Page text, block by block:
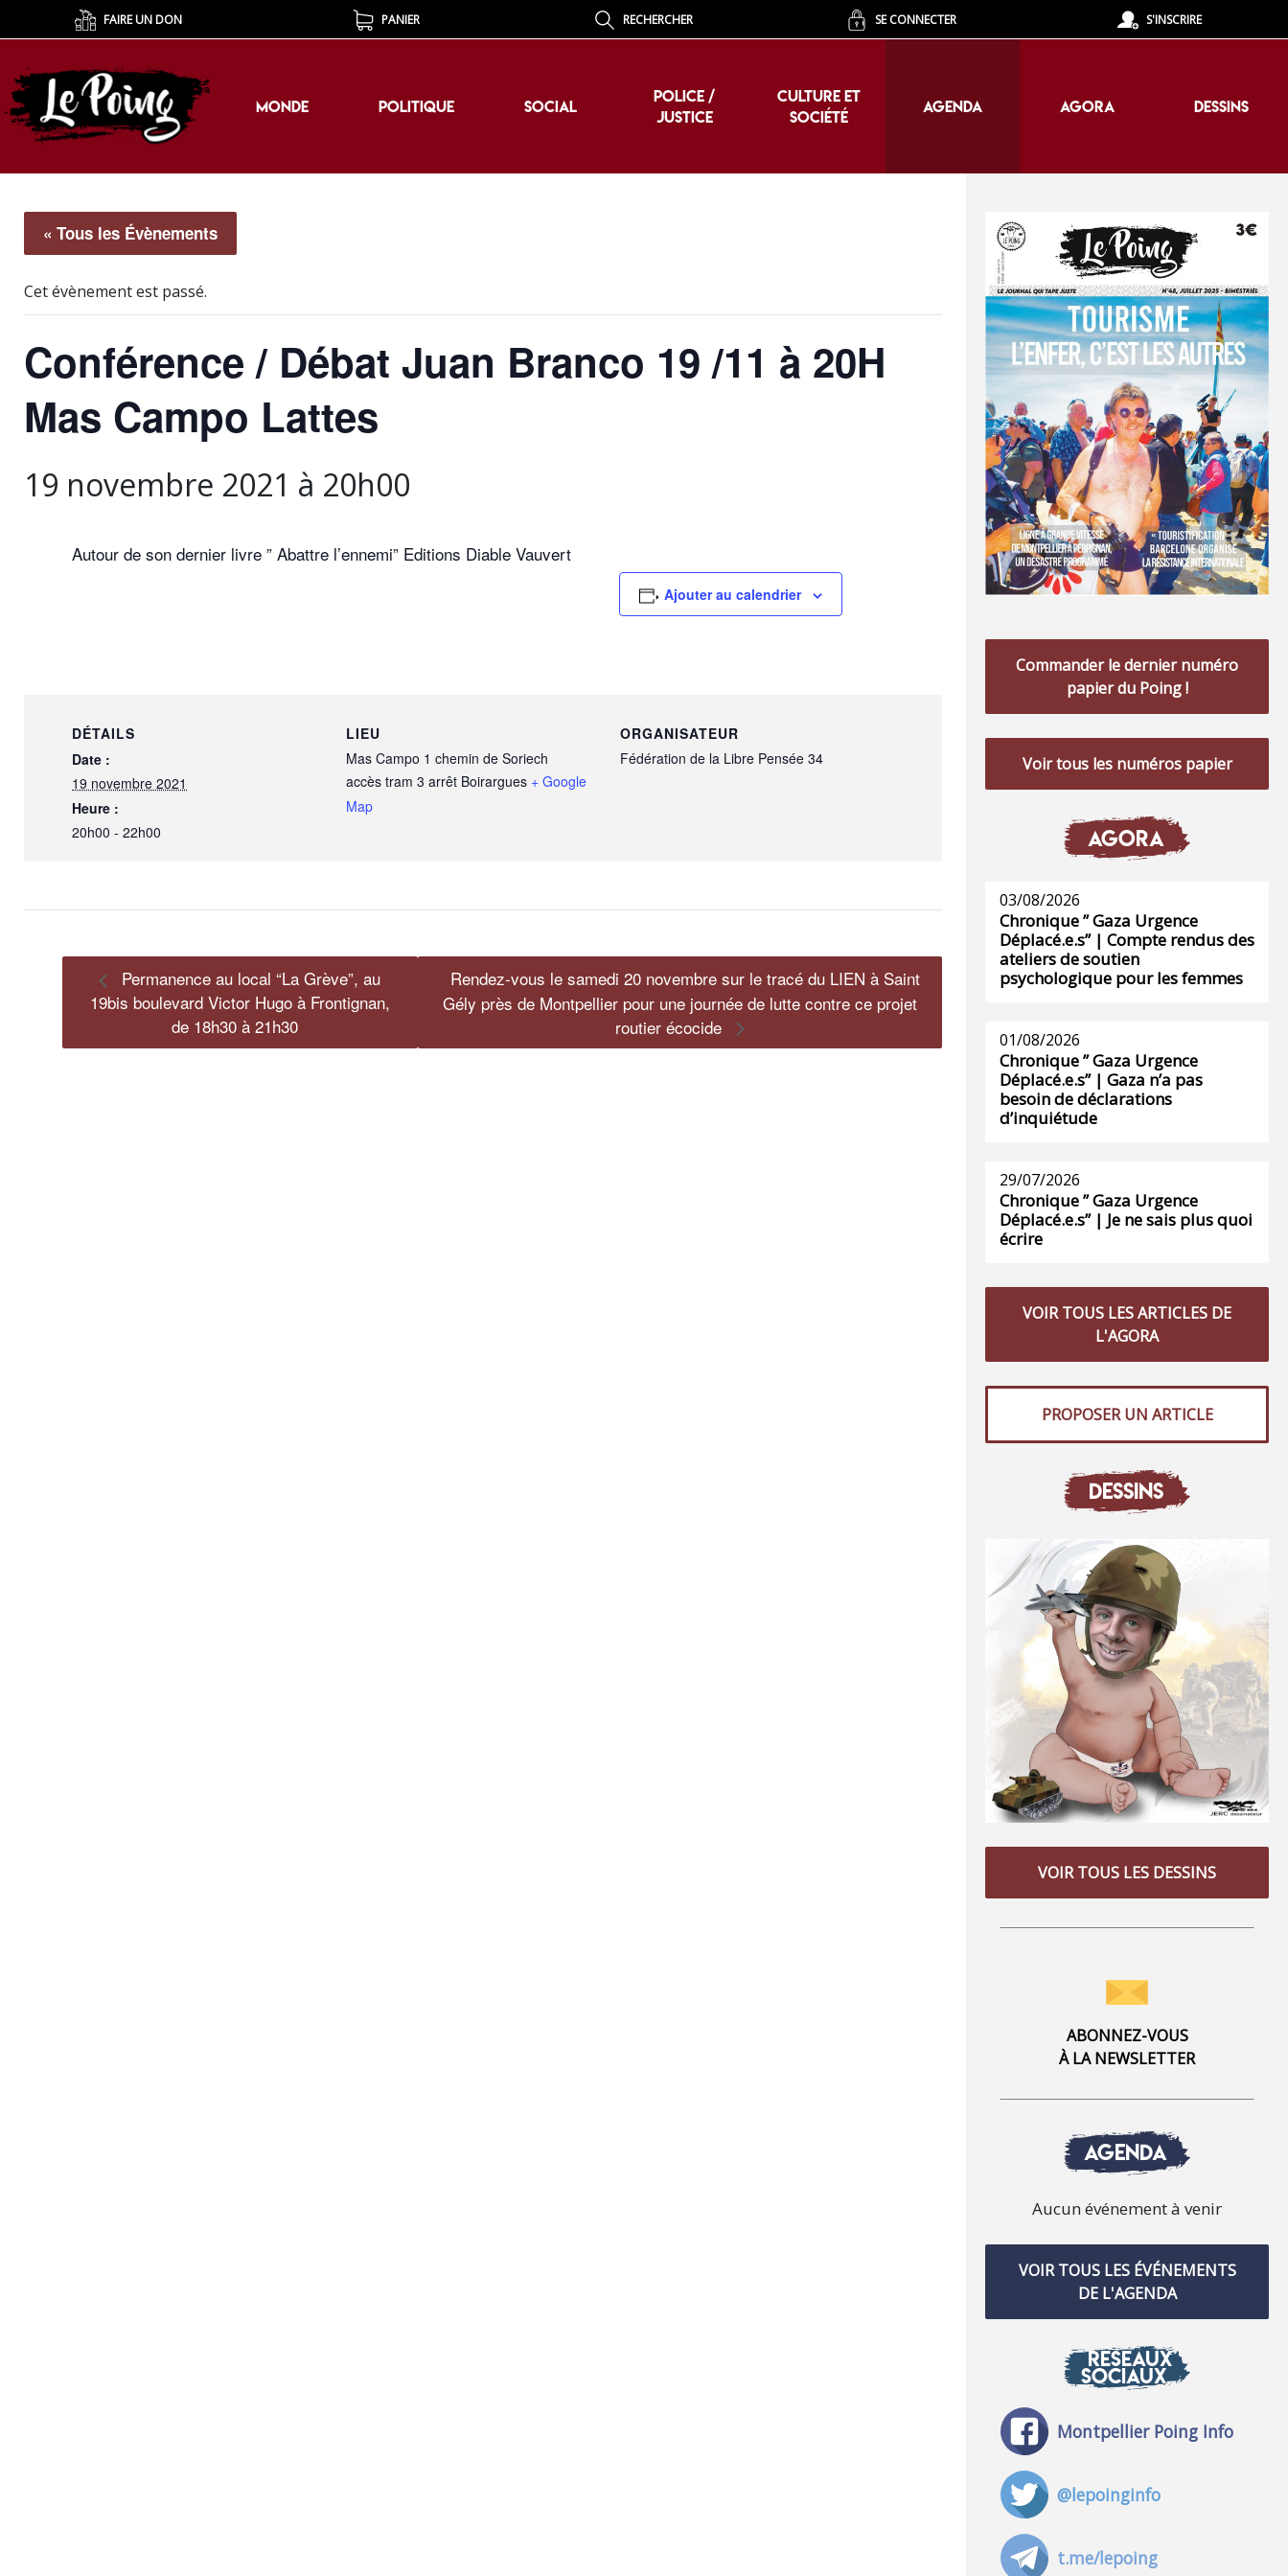
FAIRE UN DON PANIER RECHERCHER SE CONNECTER S'INSCRIRE
MONDE POLITIQUE SOCIAL
POLICE /
JUSTICE
CULTURE ET
SOCIÉTÉ
AGENDA AGORA DESSINS
MONDE POLITIQUE SOCIAL
POLICE /
JUSTICE
CULTURE ET
SOCIÉTÉ
AGENDA AGORA DESSINS
« Tous les Évènements
Cet évènement est passé.
Conférence / Débat Juan Branco 19 /11 à 20H
Mas Campo Lattes
19 novembre 2021 à 20h00
Autour de son dernier livre ” Abattre l’ennemi” Editions Diable Vauvert
Ajouter au calendrier
DÉTAILS
Date :
19 novembre 2021
Heure :
20h00 - 22h00
LIEU
Mas Campo 1 chemin de Soriech
accès tram 3 arrêt Boirargues + Google
Map
ORGANISATEUR
Fédération de la Libre Pensée 34
Permanence au local “La Grève”, au
19bis boulevard Victor Hugo à Frontignan,
de 18h30 à 21h30
Rendez-vous le samedi 20 novembre sur le tracé du LIEN à Saint
Gély près de Montpellier pour une journée de lutte contre ce projet
routier écocide
Commander le dernier numéro
papier du Poing !
Voir tous les numéros papier
AGORA
03/08/2026
Chronique ” Gaza Urgence
Déplacé.e.s” | Compte rendus des
ateliers de soutien
psychologique pour les femmes
01/08/2026
Chronique ” Gaza Urgence
Déplacé.e.s” | Gaza n’a pas
besoin de déclarations
d’inquiétude
29/07/2026
Chronique ” Gaza Urgence
Déplacé.e.s” | Je ne sais plus quoi
écrire
VOIR TOUS LES ARTICLES DE
L'AGORA
PROPOSER UN ARTICLE
DESSINS
VOIR TOUS LES DESSINS
ABONNEZ-VOUS
À LA NEWSLETTER
AGENDA
Aucun événement à venir
VOIR TOUS LES ÉVÉNEMENTS
DE L'AGENDA
RÉSEAUX
SOCIAUX
Montpellier Poing Info
@lepoinginfo
t.me/lepoing